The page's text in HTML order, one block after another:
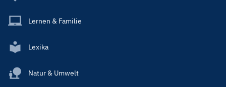
Lernen & Familie
Lexika
Natur & Umwelt